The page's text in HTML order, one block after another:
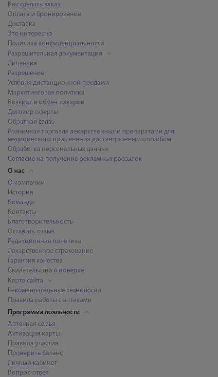
Как сделать заказ
Оплата и бронирование
Доставка
Это интересно
Политика конфиденциальности
Разрешительная документация
Лицензия
Разрешение
Условия дистанционной продажи
Маркетинговая политика
Возврат и обмен товаров
Договор оферты
Обратная связь
Розничная торговля лекарственными препаратами для
медицинского применения дистанционным способом
Обработка персональных данных
Согласие на получение рекламных рассылок
О нас
О компании
История
Команда
Контакты
Благотворительность
Оставить отзыв
Редакционная политика
Лекарственное страхование
Гарантия качества
Свидетельство о поверке
Карта сайта
Рекомендательные технологии
Правила работы с аптеками
Программа лояльности
Аптечная семья
Активация карты
Правила участия
Проверить баланс
Личный кабинет
Вопрос-ответ